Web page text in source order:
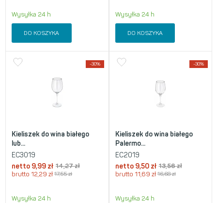
Wysyłka 24 h
DO KOSZYKA
Wysyłka 24 h
DO KOSZYKA
-30%
Kieliszek do wina białego
lub...
EC3019
netto 9,99 zł 14,27zł
brutto 12,29 zł 17,55zł
Wysyłka 24 h
-30%
Kieliszek do wina białego
Palermo...
EC2019
netto 9,50 zł 13,56zł
brutto 11,69 zł 16,68zł
Wysyłka 24 h